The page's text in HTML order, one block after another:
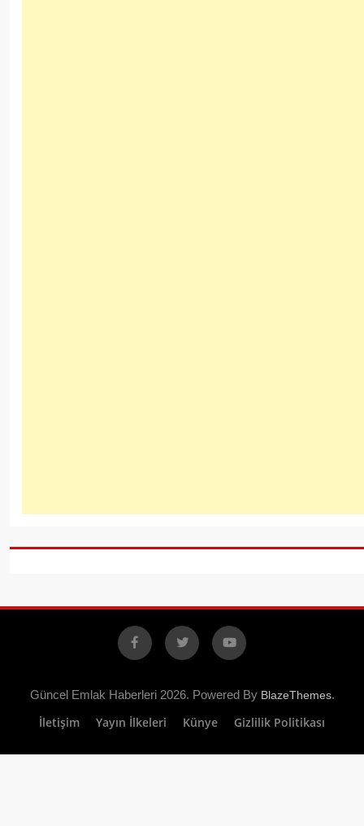
Facebook
X YouTube
Güncel Emlak Haberleri 2026. Powered By BlazeThemes.
İletişim Yayın İlkeleri Künye Gizlilik Politikası